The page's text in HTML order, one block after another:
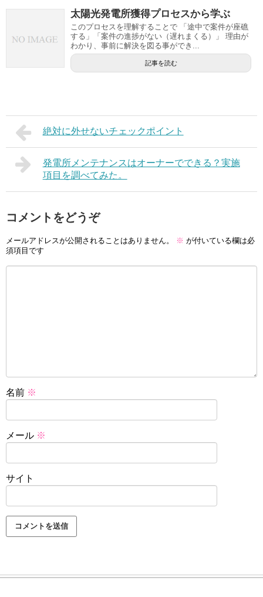
太陽光発電所獲得プロセスから学ぶ
このプロセスを理解することで 「途中で案件が座礁
する」「案件の進捗がない（遅れまくる）」 理由が
わかり、事前に解決を図る事ができ...
記事を読む
絶対に外せないチェックポイント
発電所メンテナンスはオーナーでできる？実施
項目を調べてみた。
コメントをどうぞ
メールアドレスが公開されることはありません。 ※ が付いている欄は必
須項目です
名前 ※
メール ※
サイト